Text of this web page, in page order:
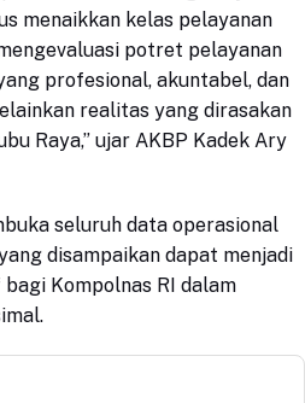
menaikkan kelas pelayanan
potret pelayanan
profesional, akuntabel, dan
realitas yang dirasakan
Raya,” ujar AKBP Kadek Ary
seluruh data operasional
disampaikan dapat menjadi
Kompolnas RI dalam